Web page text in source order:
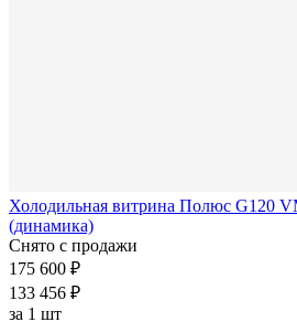
Холодильная витрина Полюс G120
(динамика)
Снято с продажи
175 600 ₽
133 456 ₽
за 1 шт